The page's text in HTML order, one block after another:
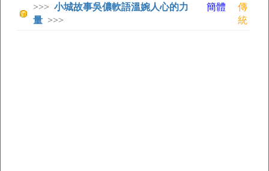
>>> 小城故事吳儂軟語溫婉人心的力
量 >>>
簡體
傳
統